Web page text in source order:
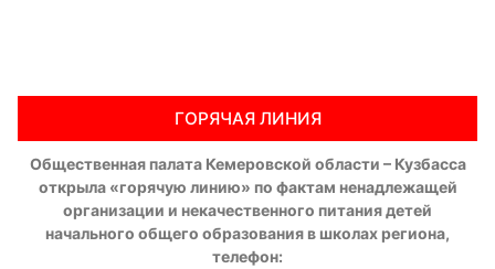
ГОРЯЧАЯ ЛИНИЯ
Общественная палата Кемеровской области – Кузбасса
открыла «горячую линию» по фактам ненадлежащей
организации и некачественного питания детей
начального общего образования в школах региона,
телефон: